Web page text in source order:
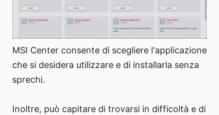
MSI Center consente di scegliere l'applicazione
che si desidera utilizzare e di installarla senza
sprechi.
Inoltre, può capitare di trovarsi in difficoltà e di